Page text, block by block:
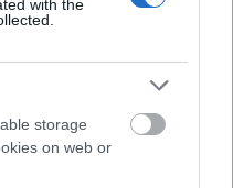
with the
storage
on web or
rövid
tartanak